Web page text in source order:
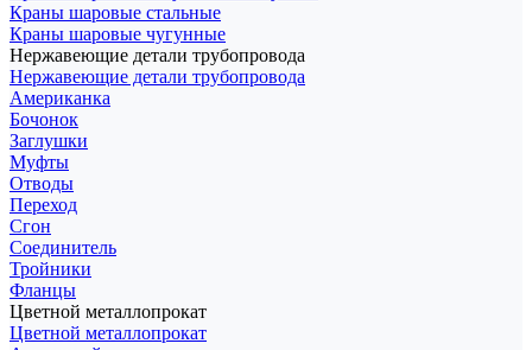
Краны шаровые стальные
Краны шаровые чугунные
Нержавеющие детали трубопровода
Нержавеющие детали трубопровода
Американка
Бочонок
Заглушки
Муфты
Отводы
Переход
Сгон
Соединитель
Тройники
Фланцы
Цветной металлопрокат
Цветной металлопрокат